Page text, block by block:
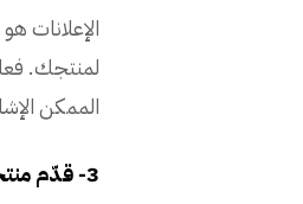
الإعلانات
لمنتجك.
الممكن
3- قدّم منتجات عالية الجودة